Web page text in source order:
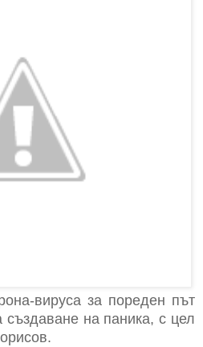
вируса за пореден път
създаване на паника, с цел